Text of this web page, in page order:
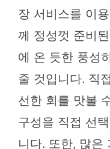
장 서비스를 이
께 정성껏 준비
에 온 듯한 풍성
줄 것입니다. 직
선한 회를 맛볼
구성을 직접 선
니다. 또한, 많은